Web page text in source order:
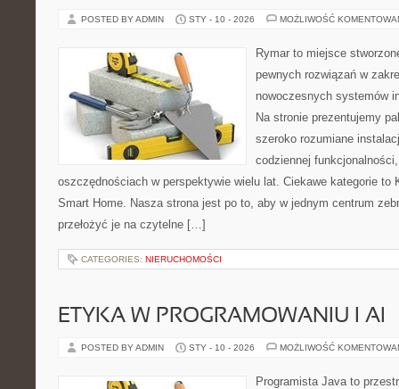
POSTED BY ADMIN STY - 10 - 2026 MOŻLIWOŚĆ
Rymar to miejsce
pewnych rozwiązań w
nowoczesnych systemów
Na stronie prezentujemy
szeroko rozumiane
codziennej
oszczędnościach w perspektywie wielu lat. Ciekawe kategorie to
Smart Home. Nasza strona jest po to, aby w jednym centrum
przełożyć je na czytelne […]
CATEGORIES: NIERUCHOMOŚCI
ETYKA W PROGRAMOWANIU I AI
POSTED BY ADMIN STY - 10 - 2026 MOŻLIWOŚĆ
Programista Java to